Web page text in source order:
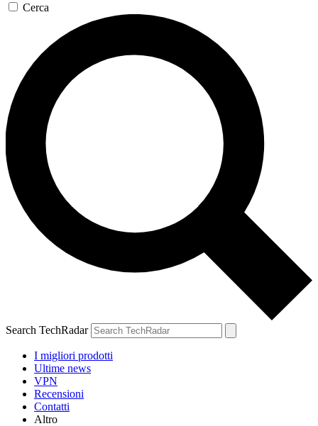
Cerca
Search TechRadar
I migliori prodotti
Ultime news
VPN
Recensioni
Contatti
Altro